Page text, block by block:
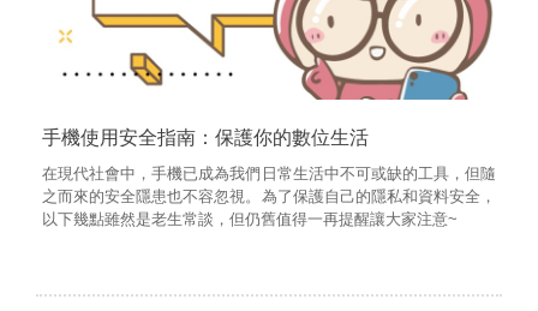
手機使用安全指南：保護你的數位生活
在現代社會中，手機已成為我們日常生活中不可或缺的工具，但隨
之而來的安全隱患也不容忽視。為了保護自己的隱私和資料安全，
以下幾點雖然是老生常談，但仍舊值得一再提醒讓大家注意~